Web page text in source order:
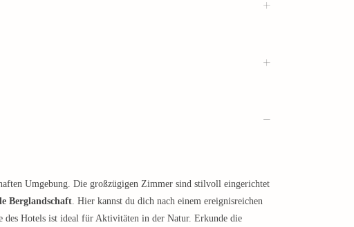
Umgebung. Die großzügigen Zimmer sind stilvoll eingerichtet
Berglandschaft . Hier kannst du dich nach einem ereignisreichen
des Hotels ist ideal für Aktivitäten in der Natur. Erkunde die